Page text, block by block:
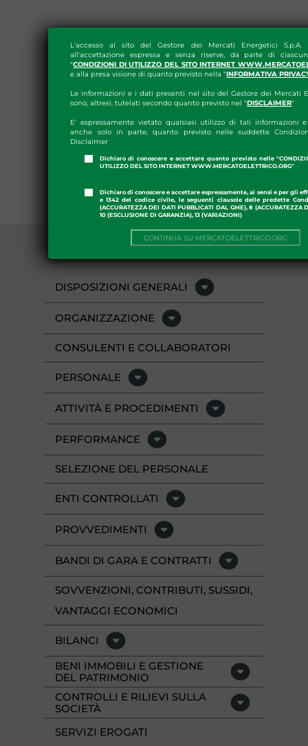
L'accesso al sito del Gestore dei Mercati Energetici S.p.A.
all'accettazione espressa e senza riserve, da parte di
"CONDIZIONI DI UTILIZZO DEL SITO INTERNET
e alla presa visione di quanto previsto nella "INFORMATIVA
Le informazioni e i dati presenti nel sito del Gestore dei Mercati
sono, altresì, tutelati secondo quanto previsto nel "DISCLAIMER"
E' espressamente vietato qualsiasi utilizzo di tali informazioni
anche solo in parte, quanto previsto nelle suddette
Disclaimer
Dichiaro di conoscere e accettare quanto previsto nelle
UTILIZZO DEL SITO INTERNET WWW.MERCATOELETTRICO.ORG"
Dichiaro di conoscere e accettare espressamente, ai sensi e per gli
e 1342 del codice civile, le seguenti clausole delle predette
(ACCURATEZZA DEI DATI PUBBLICATI DAL GME), 8 (ACCURATEZZA
10 (ESCLUSIONE DI GARANZIA), 13 (VARIAZIONI)
CONTINUA SU MERCATOELETTRICO.ORG
DISPOSIZIONI GENERALI
ORGANIZZAZIONE
CONSULENTI E COLLABORATORI
PERSONALE
ATTIVITÀ E PROCEDIMENTI
PERFORMANCE
SELEZIONE DEL PERSONALE
ENTI CONTROLLATI
PROVVEDIMENTI
BANDI DI GARA E CONTRATTI
SOVVENZIONI, CONTRIBUTI, SUSSIDI,
VANTAGGI ECONOMICI
BILANCI
BENI IMMOBILI E GESTIONE
DEL PATRIMONIO
CONTROLLI E RILIEVI SULLA
SOCIETÀ
SERVIZI EROGATI